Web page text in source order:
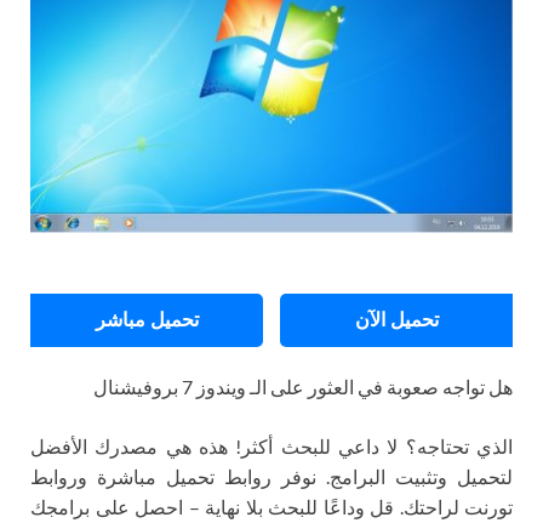
تحميل الآن تحميل مباشر
هل تواجه صعوبة في العثور على الـ ويندوز 7 بروفيشنال
الذي تحتاجه؟ لا داعي للبحث أكثر! هذه هي مصدرك الأفضل
لتحميل وتثبيت البرامج. نوفر روابط تحميل مباشرة وروابط
تورنت لراحتك. قل وداعًا للبحث بلا نهاية – احصل على برامجك